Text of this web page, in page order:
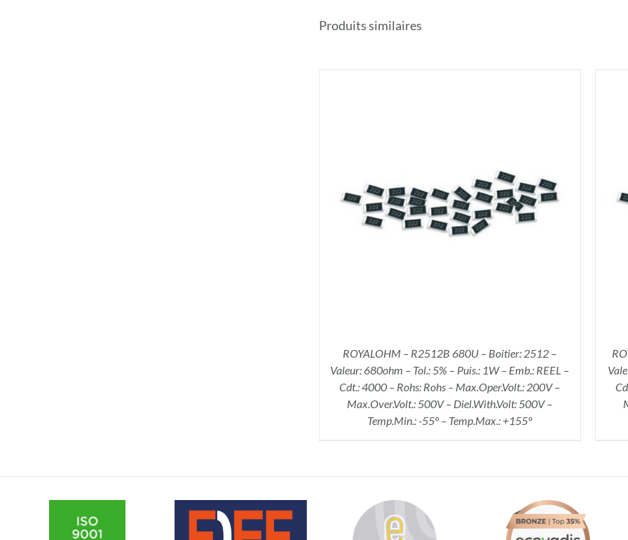
Produits similaires
ROYALOHM – R2512B 680U – Boitier: 2512 –
Valeur: 680ohm – Tol.: 5% – Puis.: 1W – Emb.: REEL –
Cdt.: 4000 – Rohs: Rohs – Max.Oper.Volt.: 200V –
Max.Over.Volt.: 500V – Diel.With.Volt: 500V –
Temp.Min.: -55° – Temp.Max.: +155°
AJOUTER AU PANIER / DÉTAILS